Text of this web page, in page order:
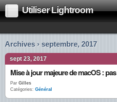
Utiliser Lightroom
Archives › septembre, 2017
sept 23, 2017
Mise à jour majeure de macOS :
Par Gilles
Catégories: Général